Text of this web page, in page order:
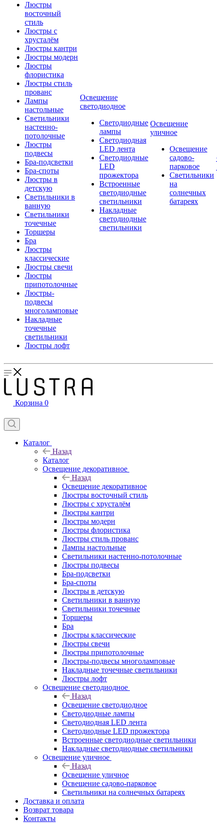
Люстры
восточный
стиль
Люстры с
хрусталём
Люстры кантри
Люстры модерн
Люстры
флористика
Люстры стиль
прованс
Лампы
настольные
Светильники
настенно-
потолочные
Люстры
подвесы
Бра-подсветки
Бра-споты
Люстры в
детскую
Светильники в
ванную
Светильники
точечные
Торшеры
Бра
Люстры
классические
Люстры свечи
Люстры
припотолочные
Люстры-
подвесы
многоламповые
Накладные
точечные
светильники
Люстры лофт
Освещение
светодиодное
Светодиодные
лампы
Светодиодная
LED лента
Светодиодные
LED
прожектора
Встроенные
светодиодные
светильники
Накладные
светодиодные
светильники
Освещение
уличное
Освещение
садово-
парковое
Светильники
на
солнечных
батареях
Корзина 0
Каталог
Назад
Каталог
Освещение декоративное
Назад
Освещение декоративное
Люстры восточный стиль
Люстры с хрусталём
Люстры кантри
Люстры модерн
Люстры флористика
Люстры стиль прованс
Лампы настольные
Светильники настенно-потолочные
Люстры подвесы
Бра-подсветки
Бра-споты
Люстры в детскую
Светильники в ванную
Светильники точечные
Торшеры
Бра
Люстры классические
Люстры свечи
Люстры припотолочные
Люстры-подвесы многоламповые
Накладные точечные светильники
Люстры лофт
Освещение светодиодное
Назад
Освещение светодиодное
Светодиодные лампы
Светодиодная LED лента
Светодиодные LED прожектора
Встроенные светодиодные светильники
Накладные светодиодные светильники
Освещение уличное
Назад
Освещение уличное
Освещение садово-парковое
Светильники на солнечных батареях
Доставка и оплата
Возврат товара
Контакты